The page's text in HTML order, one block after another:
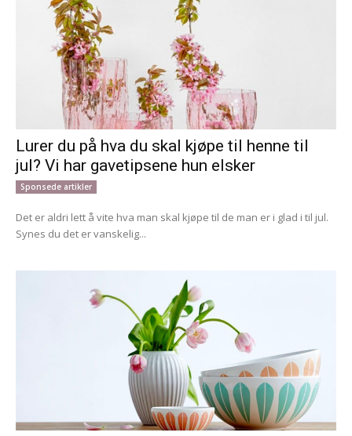
Lurer du på hva du skal kjøpe til henne til
jul? Vi har gavetipsene hun elsker
Sponsede artikler
Det er aldri lett å vite hva man skal kjøpe til de man er i glad i til jul.
Synes du det er vanskelig...